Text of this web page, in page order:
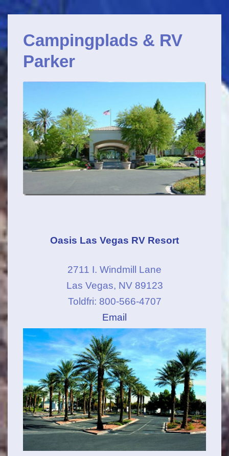
Gå
til
hovedindhold
Primærnavigation
Campingplads & RV
Parker
Oasis Las Vegas RV Resort
2711 I. Windmill Lane
Las Vegas, NV 89123
Toldfri: 800-566-4707
Email